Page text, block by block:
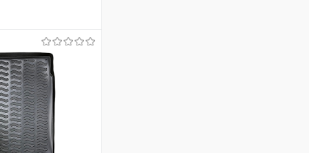
Сравнение
Под заказ